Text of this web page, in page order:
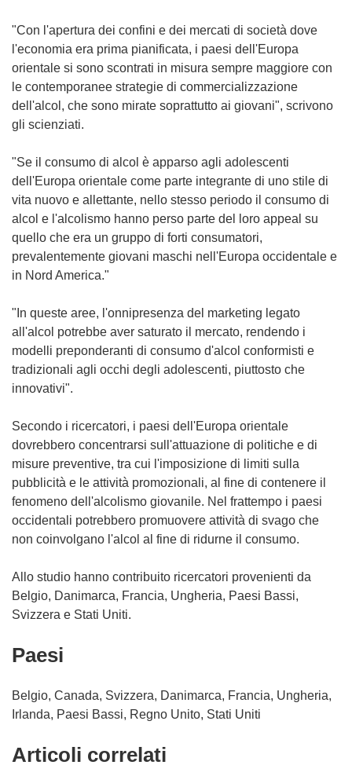
"Con l'apertura dei confini e dei mercati di società dove
l'economia era prima pianificata, i paesi dell'Europa
orientale si sono scontrati in misura sempre maggiore con
le contemporanee strategie di commercializzazione
dell'alcol, che sono mirate soprattutto ai giovani", scrivono
gli scienziati.
"Se il consumo di alcol è apparso agli adolescenti
dell'Europa orientale come parte integrante di uno stile di
vita nuovo e allettante, nello stesso periodo il consumo di
alcol e l'alcolismo hanno perso parte del loro appeal su
quello che era un gruppo di forti consumatori,
prevalentemente giovani maschi nell'Europa occidentale e
in Nord America."
"In queste aree, l'onnipresenza del marketing legato
all'alcol potrebbe aver saturato il mercato, rendendo i
modelli preponderanti di consumo d'alcol conformisti e
tradizionali agli occhi degli adolescenti, piuttosto che
innovativi".
Secondo i ricercatori, i paesi dell'Europa orientale
dovrebbero concentrarsi sull'attuazione di politiche e di
misure preventive, tra cui l'imposizione di limiti sulla
pubblicità e le attività promozionali, al fine di contenere il
fenomeno dell'alcolismo giovanile. Nel frattempo i paesi
occidentali potrebbero promuovere attività di svago che
non coinvolgano l'alcol al fine di ridurne il consumo.
Allo studio hanno contribuito ricercatori provenienti da
Belgio, Danimarca, Francia, Ungheria, Paesi Bassi,
Svizzera e Stati Uniti.
Paesi
Belgio, Canada, Svizzera, Danimarca, Francia, Ungheria,
Irlanda, Paesi Bassi, Regno Unito, Stati Uniti
Articoli correlati